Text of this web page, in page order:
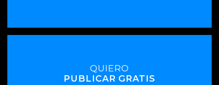
QUIERO
PUBLICAR GRATIS